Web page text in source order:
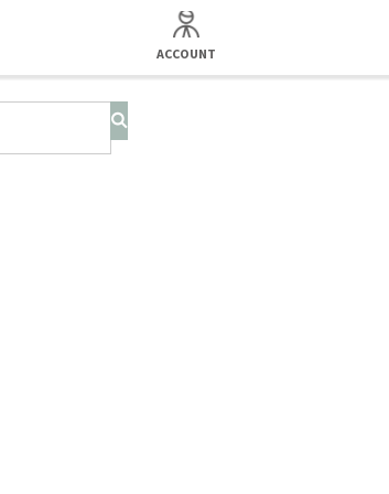
ACCOUNT